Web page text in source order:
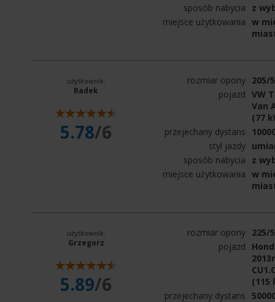
sposób nabycia
z
miejsce użytkowania w
użytkownik:
Radek
5.78/6
rozmiar opony 205/
pojazd VW
Van
(77
przejechany dystans
styl jazdy
sposób nabycia
z
miejsce użytkowania w
użytkownik:
Grzegorz
5.89/6
rozmiar opony 225/
pojazd
(115
przejechany dystans